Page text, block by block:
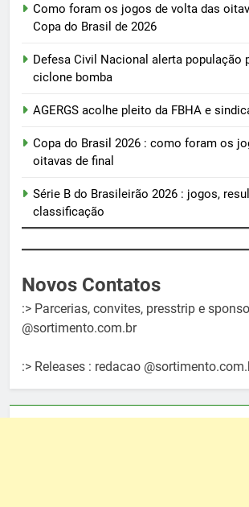
Como foram os jogos de volta das
Copa do Brasil de 2026
Defesa Civil Nacional alerta população
ciclone bomba
AGERGS acolhe pleito da FBHA e
Copa do Brasil 2026 : como foram os
oitavas de final
Série B do Brasileirão 2026 : jogos,
classificação
Novos Contatos
:> Parcerias, convites, presstrip e
@sortimento.com.br
:> Releases : redacao